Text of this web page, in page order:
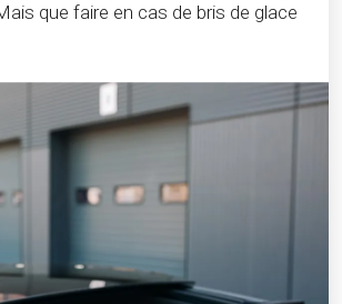
que faire en cas de bris de glace